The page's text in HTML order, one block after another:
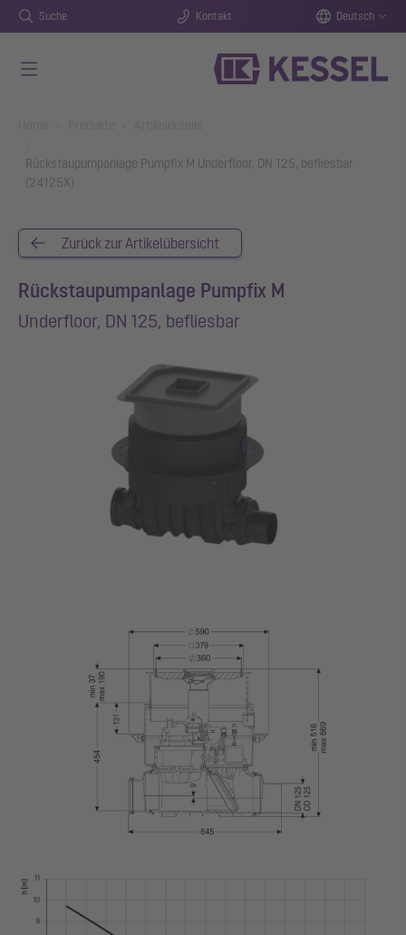
Suche Kontakt Deutsch
Rückstaupumpanlage Pumpfix M Underfloor, DN 125, befliesbar
(24125X)
Zurück zur Artikelübersicht
Rückstaupumpanlage Pumpfix M
Underfloor, DN 125, befliesbar